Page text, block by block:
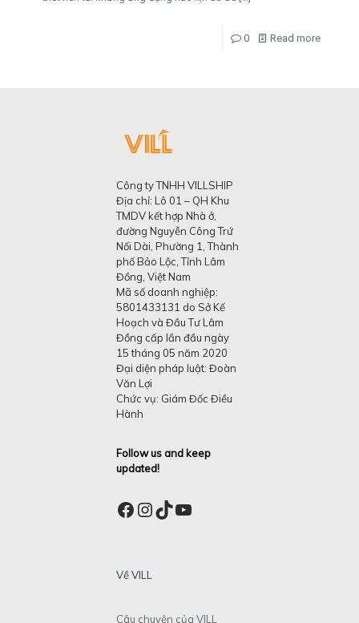
0 Read more
Công ty TNHH VILLSHIP
Địa chỉ: Lô 01 – QH Khu
TMDV kết hợp Nhà ở,
đường Nguyễn Công Trứ
Nối Dài, Phường 1, Thành
phố Bảo Lộc, Tỉnh Lâm
Đồng, Việt Nam
Mã số doanh nghiệp:
5801433131 do Sở Kế
Hoạch và Đầu Tư Lâm
Đồng cấp lần đầu ngày
15 tháng 05 năm 2020
Đại diện pháp luật: Đoàn
Văn Lợi
Chức vụ: Giám Đốc Điều
Hành
Follow us and keep
updated!
Facebook
Instagram
TikTok
YouTube
Về VILL
Câu chuyện của VILL